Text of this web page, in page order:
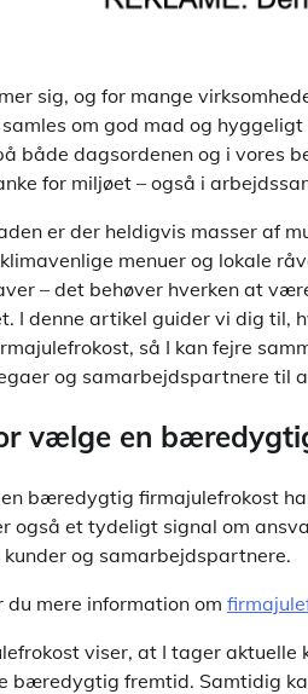
sig, og for mange
om god mad og
både dagsordenen og i vores
for miljøet – også i
er der heldigvis masser af
menuer og lokale
– det behøver hverken at
I denne artikel guider vi dig
så I kan fejre
og samarbejdspartnere til
vælge en
bæredygtig firmajulefrokost
også et tydeligt signal om
og samarbejdspartnere.
du mere information om
viser, at I tager
bæredygtig fremtid. Samtidig